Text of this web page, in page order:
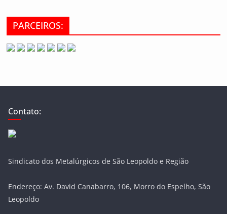
PARCEIROS:
Contato:
Sindicato dos Metalúrgicos de São Leopoldo e Região
Endereço: Av. David Canabarro, 106, Morro do Espelho, São
Leopoldo